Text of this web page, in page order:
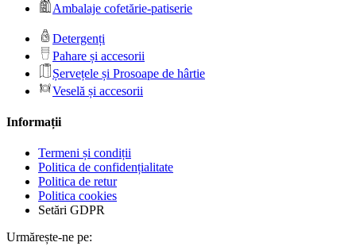
Ambalaje cofetărie-patiserie
Detergenți
Pahare și accesorii
Șervețele și Prosoape de hârtie
Veselă și accesorii
Informații
Termeni și condiții
Politica de confidențialitate
Politica de retur
Politica cookies
Setări GDPR
Urmărește-ne pe: